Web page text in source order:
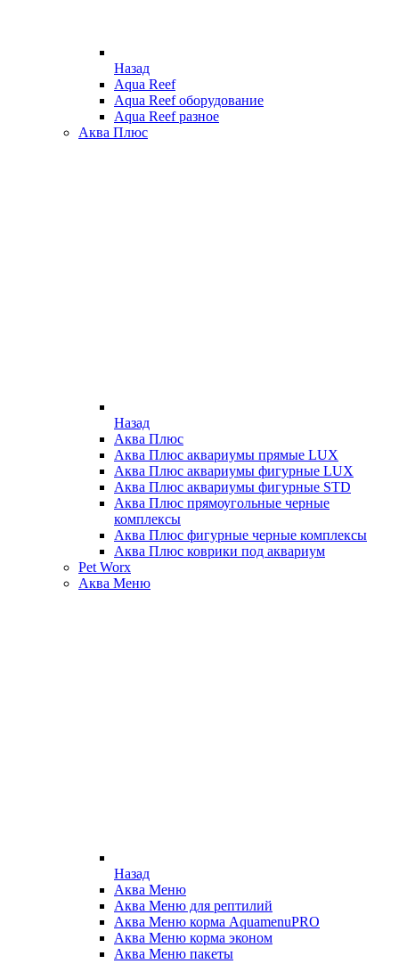
Назад
Aqua Reef
Aqua Reef оборудование
Aqua Reef разное
Аква Плюс
Назад
Аква Плюс
Аква Плюс аквариумы прямые LUX
Аква Плюс аквариумы фигурные LUX
Аква Плюс аквариумы фигурные STD
Аква Плюс прямоугольные черные
комплексы
Аква Плюс фигурные черные комплексы
Аква Плюс коврики под аквариум
Pet Worx
Аква Меню
Назад
Аква Меню
Аква Меню для рептилий
Аква Меню корма AquamenuPRO
Аква Меню корма эконом
Аква Меню пакеты